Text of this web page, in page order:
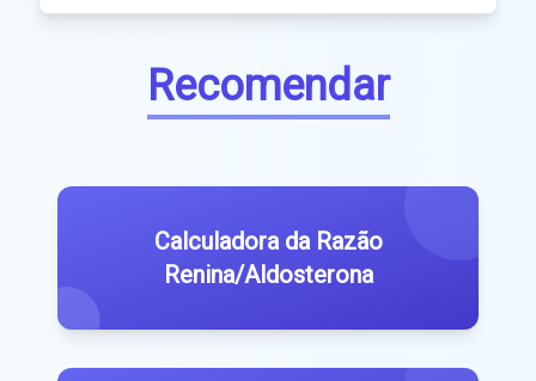
Recomendar
Calculadora da Razão
Renina/Aldosterona